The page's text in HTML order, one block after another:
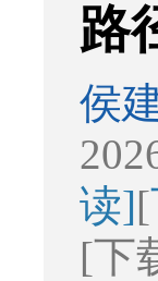
路
侯
读][
[下